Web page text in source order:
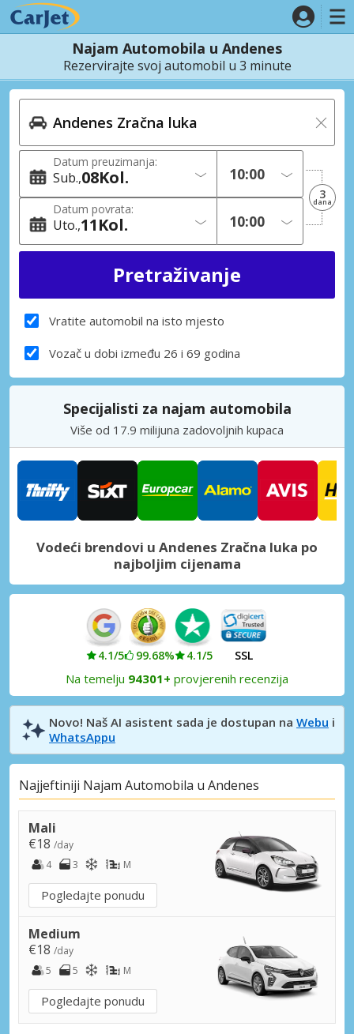
Najam Automobila u Andenes
Rezervirajte svoj automobil u 3 minute
Datum preuzimanja:
Sub. 08Kol.
Datum povrata:
Uto. 11Kol.
3
dana
Vratite automobil na isto mjesto
Vozač u dobi između 26 i 69 godina
Specijalisti za najam automobila
Više od 17.9 milijuna zadovoljnih kupaca
Vodeći brendovi u Andenes Zračna luka po
najboljim cijenama
4.1/5 99.68% 4.1/5 SSL
Na temelju 94301+ provjerenih recenzija
Novo! Naš AI asistent sada je dostupan na Webu i
WhatsAppu
Najjeftiniji Najam Automobila u Andenes
Mali
€18 /day
4
3 M
Pogledajte ponudu
Medium
€18 /day
5
5 M
Pogledajte ponudu